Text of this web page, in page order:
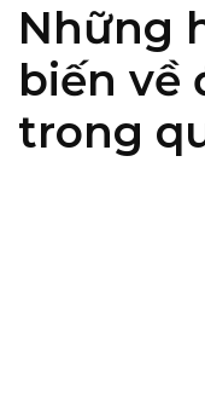
Những
biến về
trong